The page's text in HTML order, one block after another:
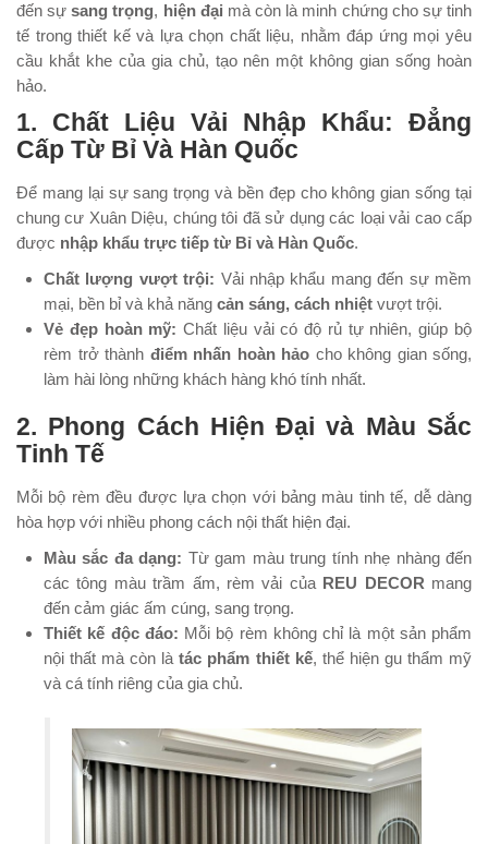
đến sựsang trọng, hiện đại mà còn là minh chứng cho sự tinh
tế trong thiết kế và lựa chọn chất liệu, nhằm đáp ứng mọi yêu
cầu khắt khe của gia chủ, tạo nên một không gian sống hoàn
hảo.
1. Chất Liệu Vải Nhập Khẩu: Đẳng
Cấp Từ Bỉ Và Hàn Quốc
Để mang lại sự sang trọng và bền đẹp cho không gian sống tại
chung cư Xuân Diệu, chúng tôi đã sử dụng các loại vải cao cấp
được nhập khẩu trực tiếp từ Bỉ và Hàn Quốc.
Chất lượng vượt trội: Vải nhập khẩu mang đến sự mềm
mại, bền bỉ và khả năng cản sáng, cách nhiệt vượt trội.
Vẻ đẹp hoàn mỹ: Chất liệu vải có độ rủ tự nhiên, giúp bộ
rèm trở thành điểm nhấn hoàn hảo cho không gian sống,
làm hài lòng những khách hàng khó tính nhất.
2. Phong Cách Hiện Đại và Màu Sắc
Tinh Tế
Mỗi bộ rèm đều được lựa chọn với bảng màu tinh tế, dễ dàng
hòa hợp với nhiều phong cách nội thất hiện đại.
Màu sắc đa dạng: Từ gam màu trung tính nhẹ nhàng đến
các tông màu trầm ấm, rèm vải của REU DECOR mang
đến cảm giác ấm cúng, sang trọng.
Thiết kế độc đáo: Mỗi bộ rèm không chỉ là một sản phẩm
nội thất mà còn làtác phẩm thiết kế, thể hiện gu thẩm mỹ
và cá tính riêng của gia chủ.